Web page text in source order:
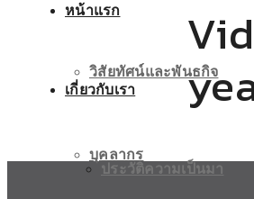
หน้าแรก
เกี่ยวกับเรา
ประวัติความเป็นมา
วิสัยทัศน์และพันธกิจ
บุคลากร